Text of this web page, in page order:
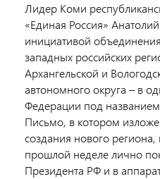
Лидер Коми
«Единая Россия»
инициативой
западных российских
Архангельской и
автономного округа – в
Федерации под
Письмо, в котором
создания нового региона,
прошлой неделе лично
Президента РФ и в